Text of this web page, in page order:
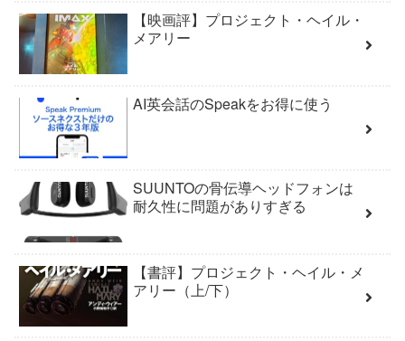
【映画評】プロジェクト・ヘイル・
メアリー
AI英会話のSpeakをお得に使う
SUUNTOの骨伝導ヘッドフォンは
耐久性に問題がありすぎる
【書評】プロジェクト・ヘイル・メ
アリー（上/下）